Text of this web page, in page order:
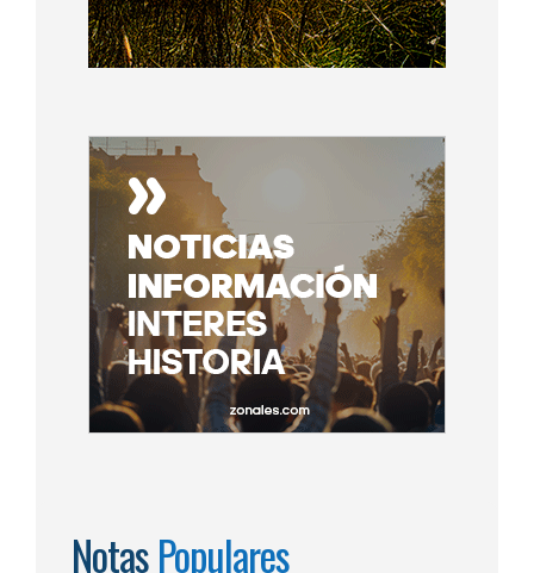
NotasPopulares